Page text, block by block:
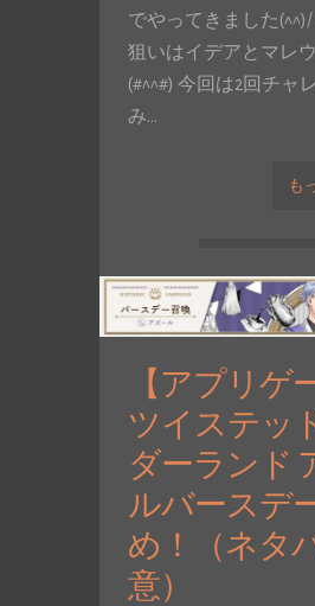
でやってきました
狙いはイデアとマレ
(#^^#) 今回は2回チャ
み…
も
【アプリゲ
ツイステッ
ダーランド
ルバースデ
め！（ネタ
意）